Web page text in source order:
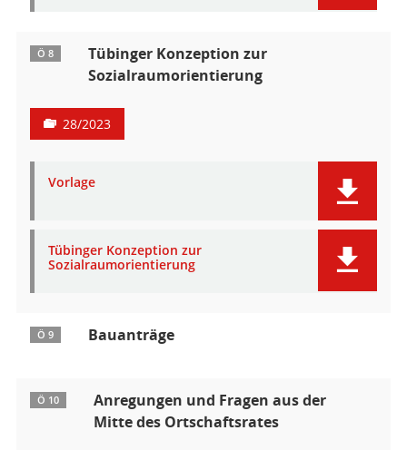
Ö 8
Tübinger Konzeption zur
Sozialraumorientierung
28/2023
Vorlage
Tübinger Konzeption zur
Sozialraumorientierung
Ö 9 Bauanträge
Ö 10
Anregungen und Fragen aus der
Mitte des Ortschaftsrates